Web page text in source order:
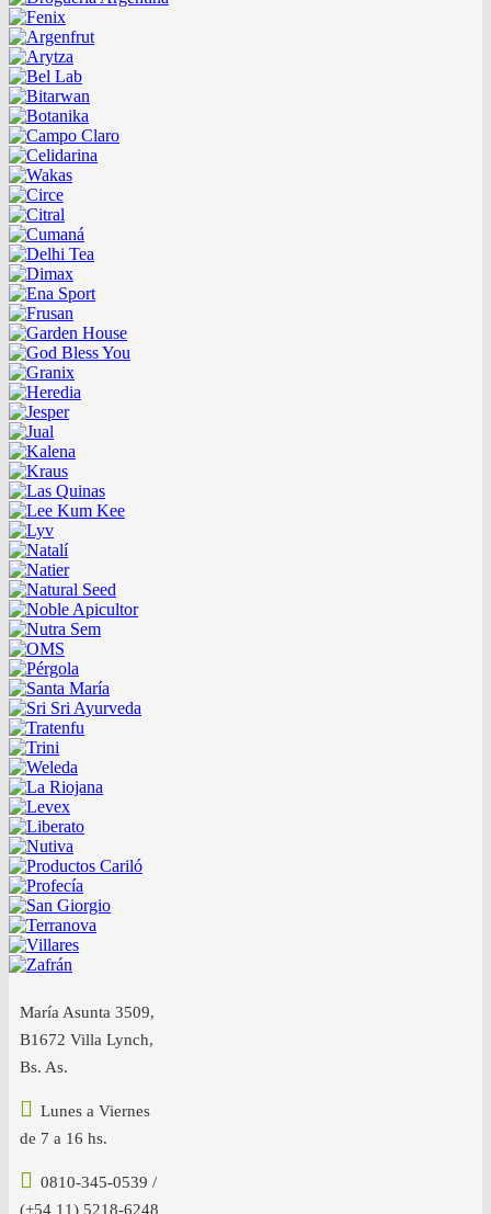
María Asunta 3509,
B1672 Villa Lynch,
Bs. As.
Lunes a Viernes
de 7 a 16 hs.
0810-345-0539 /
(+54 11) 5218-6248